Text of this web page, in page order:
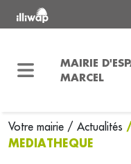
MAIRIE
MARCEL
Votre mairie / Actualités
MEDIATHEQUE